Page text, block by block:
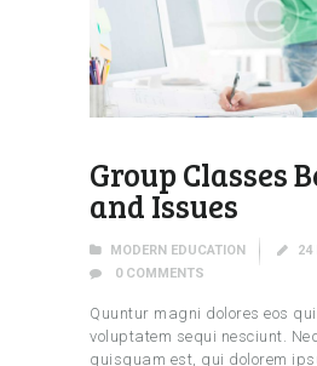
Group Classes
and Issues
MODERN EDUCATION
24
0 COMMENTS
Quuntur magni dolores eos
voluptatem sequi nesciunt.
quisquam est, qui dolorem